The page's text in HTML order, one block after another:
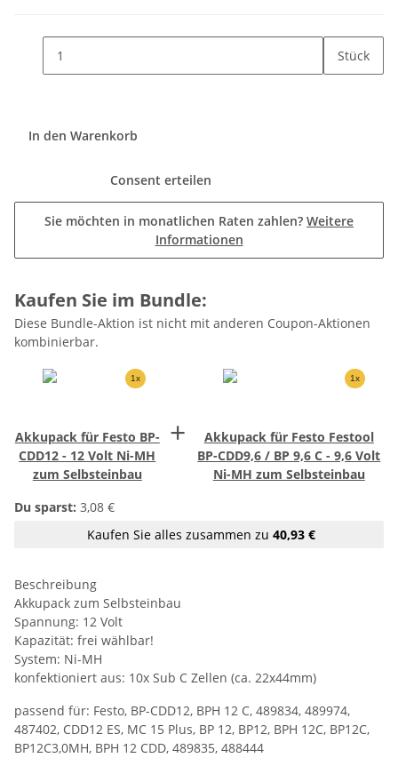
Stück
In den Warenkorb
Consent erteilen
Sie möchten in monatlichen Raten zahlen? Weitere
Informationen
Kaufen Sie im Bundle:
Diese Bundle-Aktion ist nicht mit anderen Coupon-Aktionen
kombinierbar.
Akkupack für Festo BP-
CDD12 - 12 Volt Ni-MH
zum Selbsteinbau
1x
+
Akkupack für Festo Festool
BP-CDD9,6 / BP 9,6 C - 9,6 Volt
Ni-MH zum Selbsteinbau
1x
Du sparst: 3,08 €
Kaufen Sie alles zusammen zu 40,93 €
Beschreibung
Akkupack zum Selbsteinbau
Spannung: 12 Volt
Kapazität: frei wählbar!
System: Ni-MH
konfektioniert aus: 10x Sub C Zellen (ca. 22x44mm)
passend für: Festo, BP-CDD12, BPH 12 C, 489834, 489974,
487402, CDD12 ES, MC 15 Plus, BP 12, BP12, BPH 12C, BP12C,
BP12C3,0MH, BPH 12 CDD, 489835, 488444